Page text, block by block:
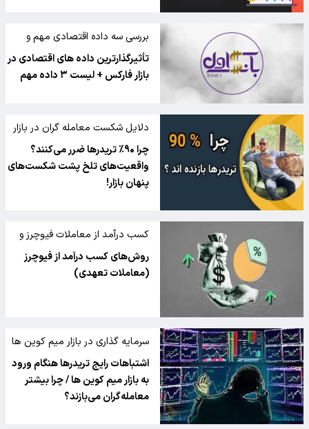
بررسی سه داده اقتصادی مهم و
تاثیرگذار در بازار فارکس
تأثیرگذارترین داده های اقتصادی در
بازار فارکس + لیست ۳ داده مهم
دلایل شکست معامله گران در بازار
ارز دیجیتالچرا ۹۰٪ تریدرها ضرر می‌کنند؟
واقعیت‌های تلخ پشت شکست‌های
پنهان بازار!
کسب درآمد از معاملات فیوچرز و
بازار ارز دیجیتال
روش‌های کسب درآمد از فیوچرز
(معاملات تعهدی)
سرمایه گذاری در بازار میم کوین ها
اشتباهات رایج تریدرها هنگام ورود
به بازار میم کوین ها / چرا بیشتر
معامله‌گران می‌بازند؟